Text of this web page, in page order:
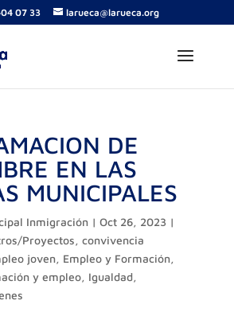
07 33 larueca@larueca.org
DE
EN LAS
MUNICIPALES
Inmigración| Oct 26, 2023 |
Proyectos, convivencia
joven, Empleo y Formación,
y empleo, Igualdad,